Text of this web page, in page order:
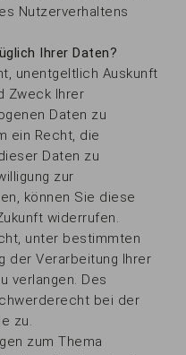
Nutzerverhaltens
Ihrer Daten?
unentgeltlich Auskunft
Zweck Ihrer
Daten zu
ein Recht, die
Daten zu
zur
können Sie diese
widerrufen.
unter bestimmten
der Verarbeitung Ihrer
verlangen. Des
bei der
zu.
zum Thema